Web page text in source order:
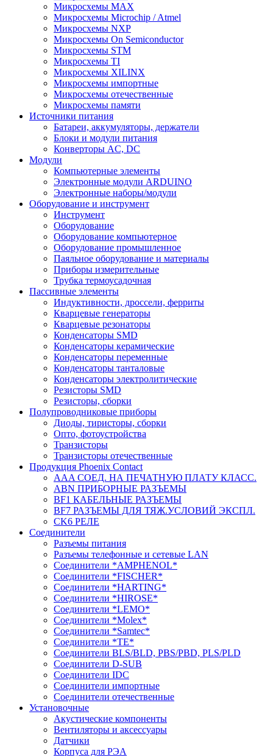
Микросхемы MAX
Микросхемы Microchip / Atmel
Микросхемы NXP
Микросхемы On Semiconductor
Микросхемы STM
Микросхемы TI
Микросхемы XILINX
Микросхемы импортные
Микросхемы отечественные
Микросхемы памяти
Источники питания
Батареи, аккумуляторы, держатели
Блоки и модули питания
Конверторы AC, DC
Модули
Компьютерные элементы
Электронные модули ARDUINO
Электронные наборы/модули
Оборудование и инструмент
Инструмент
Оборудование
Оборудование компьютерное
Оборудование промышленное
Паяльное оборудование и материалы
Приборы измерительные
Трубка термоусадочная
Пассивные элементы
Индуктивности, дроссели, ферриты
Кварцевые генераторы
Кварцевые резонаторы
Конденсаторы SMD
Конденсаторы керамические
Конденсаторы переменные
Конденсаторы танталовые
Конденсаторы электролитические
Резисторы SMD
Резисторы, сборки
Полупроводниковые приборы
Диоды, тиристоры, сборки
Опто, фотоустройства
Транзисторы
Транзисторы отечественные
Продукция Phoenix Contact
AAA СОЕД. НА ПЕЧАТНУЮ ПЛАТУ КЛАСС.
ABN ПРИБОРНЫЕ РАЗЪЕМЫ
BF1 КАБЕЛЬНЫЕ РАЗЪЕМЫ
BF7 РАЗЪЕМЫ ДЛЯ ТЯЖ.УСЛОВИЙ ЭКСПЛ.
CK6 РЕЛЕ
Соединители
Разъемы питания
Разъемы телефонные и сетевые LAN
Соединители *AMPHENOL*
Соединители *FISCHER*
Соединители *HARTING*
Соединители *HIROSE*
Соединители *LEMO*
Соединители *Molex*
Соединители *Samtec*
Соединители *TE*
Соединители BLS/BLD, PBS/PBD, PLS/PLD
Соединители D-SUB
Соединители IDC
Соединители импортные
Соединители отечественные
Установочные
Акустические компоненты
Вентиляторы и аксессуары
Датчики
Корпуса для РЭА